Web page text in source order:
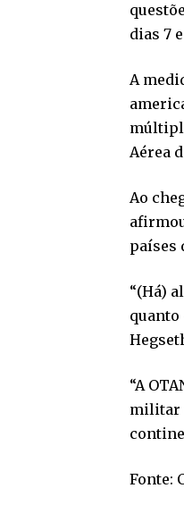
dias 7
A
Aérea
Ao
países
“(Há)
quanto
“A
militar
Fonte: